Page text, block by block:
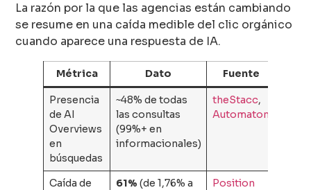
La razón por la que las agencias están cambiando
se resume en una caída medible del clic orgánico
cuando aparece una respuesta de IA.
Métrica Dato Fuente
Presencia
de AI
Overviews
en
búsquedas
~48% de todas
las consultas
(99%+ en
informacionales)
theStacc,
Automaton
Caída de
61% (de 1,76% a
Position